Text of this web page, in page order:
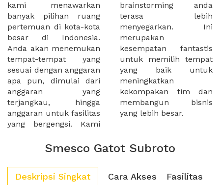
kami menawarkan
banyak pilihan ruang
pertemuan di kota-kota
besar di Indonesia.
Anda akan menemukan
tempat-tempat yang
sesuai dengan anggaran
apa pun, dimulai dari
anggaran yang
terjangkau, hingga
anggaran untuk fasilitas
yang bergengsi. Kami
brainstorming anda
terasa lebih
menyegarkan. Ini
merupakan
kesempatan fantastis
untuk memilih tempat
yang baik untuk
meningkatkan
kekompakan tim dan
membangun bisnis
yang lebih besar.
Smesco Gatot Subroto
Deskripsi Singkat Cara Akses Fasilitas